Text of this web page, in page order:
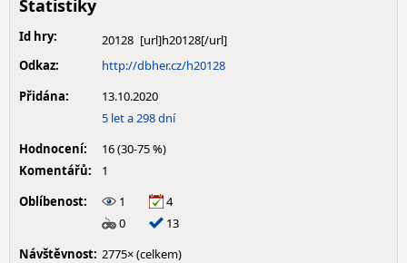
Statistiky
Id hry:
20128
Odkaz:
http://dbher.cz/h20128
Přidána:
13.10.2020
5 let a 298 dní
Hodnocení:
16 (30-75 %)
Komentářů:
1
Oblíbenost:
1
4
0
13
Návštěvnost: 2775× (celkem)